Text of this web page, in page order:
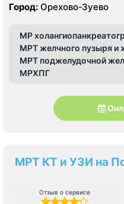
Город: Орехово-Зуево
МР
МРТ желчного пузыря и
МРТ поджелудочной
МРХПГ
МРТ КТ и УЗИ на
Отзыв о сервисе